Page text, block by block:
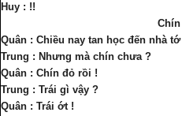
Huy : !!
Quân : Chiều nay tan học đến nhà
Trung : Nhưng mà chín chưa ?
Quân : Chín đỏ rồi !
Trung : Trái gì vậy ?
Quân : Trái ớt !